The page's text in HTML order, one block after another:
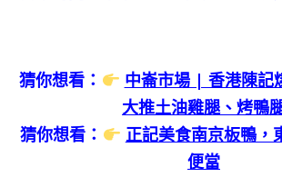
猜你想看：
中崙市場 | 香港陳記
大推土油雞腿、烤鴨
猜你想看：
正記美食南京板鴨，
便當